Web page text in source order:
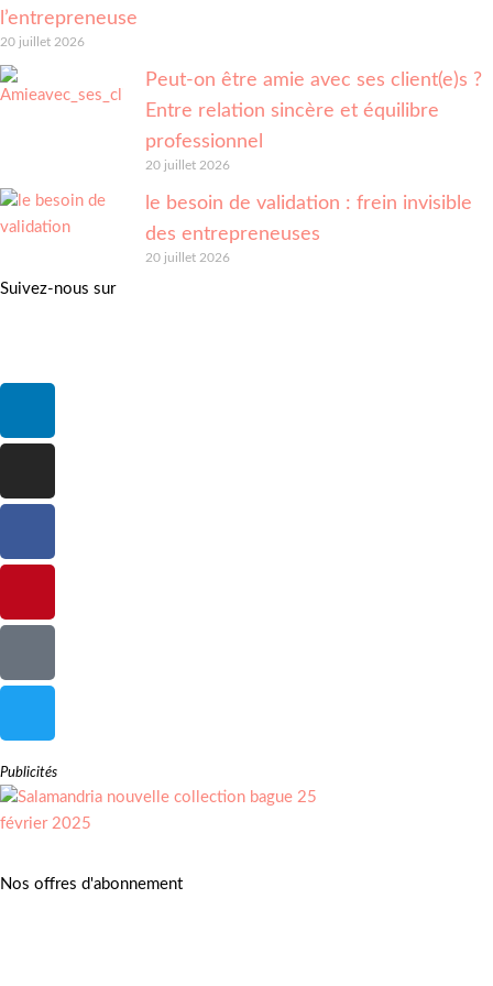
l’entrepreneuse
20 juillet 2026
Peut-on être amie avec ses client(e)s ?
Entre relation sincère et équilibre
professionnel
20 juillet 2026
le besoin de validation : frein invisible
des entrepreneuses
20 juillet 2026
Suivez-nous sur
Publicités
Nos offres d'abonnement